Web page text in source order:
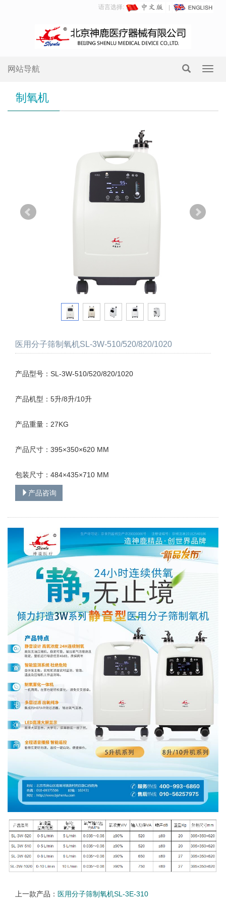
语言选择:
网站导航
制氧机
医用分子筛制氧机SL-3W-510/520/820/1020
产品型号：SL-3W-510/520/820/1020
产品机型：5升/8升/10升
产品重量：27KG
产品尺寸：395×350×620 MM
包装尺寸：484×435×710 MM
产品咨询
上一款产品： 医用分子筛制氧机SL-3E-310